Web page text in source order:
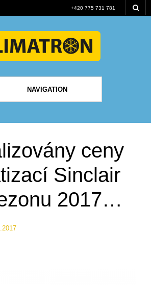
+420 775 731 781
NAVIGATION
ceny
Sinclair
2017…